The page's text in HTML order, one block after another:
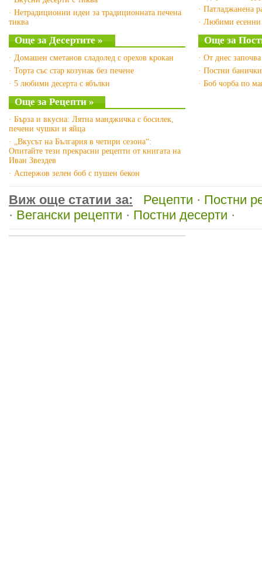
· Нетрадиционни идеи за традиционната печена
тиква
· Патладжанена
· Любими есенни
Още за Десертите »
· Домашен сметанов сладолед с орехов крокан
· Торта със стар козунак без печене
· 5 любими десерта с ябълки
Още за
· От днес
· Постни
· Боб чорба по
Още за Рецепти »
· Бърза и вкусна: Лятна манджичка с босилек,
печени чушки и яйца
· „Вкусът на България в четири сезона“:
Опитайте тези прекрасни рецепти от книгата на
Иван Звездев
· Аспержов зелен боб с пушен бекон
Виж още статии за: Рецепти · Постни
· Вегански рецепти · Постни десерти ·